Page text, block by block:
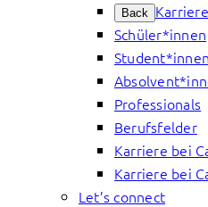
Back
Schüler*innen
Student*innen
Professionals
Berufsfelder
Karriere bei
Karriere bei
Let’s connect